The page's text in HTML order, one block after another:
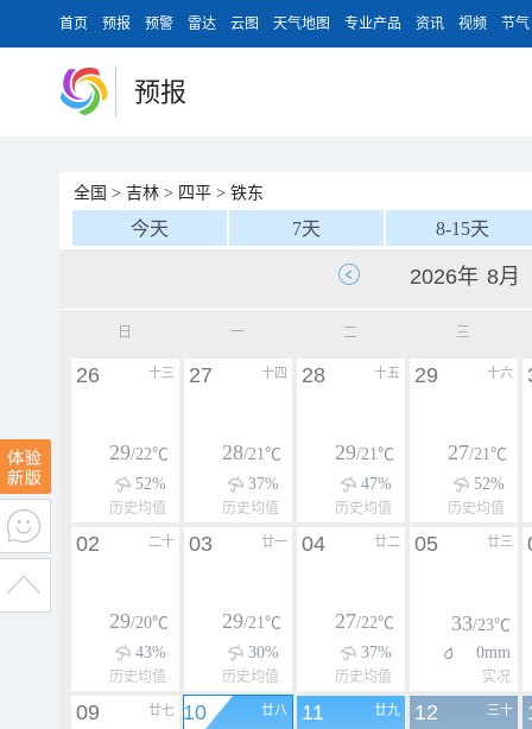
首页 预报 预警 雷达 云图 天气地图 专业产品 资讯 视频 节气
预报
全国 > 吉林 > 四平 > 铁东
今天 7天 8-15天
日 一 二 三
十三
26
29/22℃
52%
历史均值
十四
27
28/21℃
37%
历史均值
十五
28
29/21℃
47%
历史均值
十六
29
27/21℃
52%
历史均值
二十
02
29/20℃
43%
历史均值
廿一
03
29/21℃
30%
历史均值
廿二
04
27/22℃
37%
历史均值
廿三
05
33/23℃
0mm
实况
廿七
09 廿八
10 廿九
11 三十
12